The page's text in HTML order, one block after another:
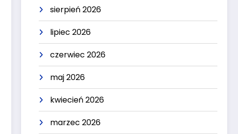
sierpień 2026
lipiec 2026
czerwiec 2026
maj 2026
kwiecień 2026
marzec 2026